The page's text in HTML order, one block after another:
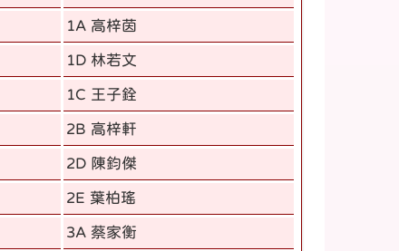
1A 高梓茵
1D 林若文
1C 王子銓
2B 高梓軒
2D 陳鈞傑
2E 葉柏瑤
3A 蔡家衡